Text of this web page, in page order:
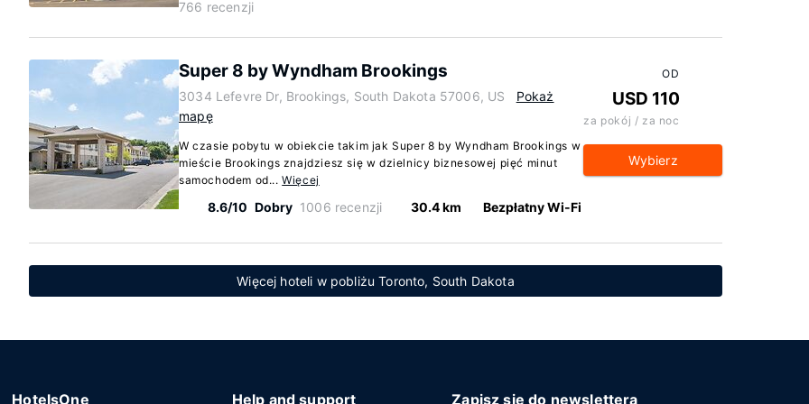
766 recenzji
Super 8 by Wyndham Brookings
3034 Lefevre Dr, Brookings, South Dakota 57006, US
Pokaż
mapę
W czasie pobytu w obiekcie takim jak Super 8 by Wyndham Brookings w
mieście Brookings znajdziesz się w dzielnicy biznesowej pięć minut
samochodem od...Więcej
8.6/10 Dobry 1006 recenzji 30.4 km Bezpłatny Wi-Fi
OD
USD 110
za pokój / za noc
Wybierz
Więcej hoteli w pobliżu Toronto, South Dakota
HotelsOne Help and support Zapisz się do newslettera